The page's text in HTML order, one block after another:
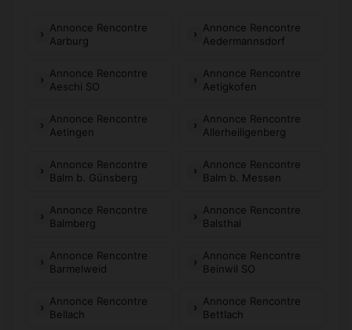
Annonce Rencontre
Aarburg
Annonce Rencontre
Aedermannsdorf
Annonce Rencontre
Aeschi SO
Annonce Rencontre
Aetigkofen
Annonce Rencontre
Aetingen
Annonce Rencontre
Allerheiligenberg
Annonce Rencontre
Balm b. Günsberg
Annonce Rencontre
Balm b. Messen
Annonce Rencontre
Balmberg
Annonce Rencontre
Balsthal
Annonce Rencontre
Barmelweid
Annonce Rencontre
Beinwil SO
Annonce Rencontre
Bellach
Annonce Rencontre
Bettlach